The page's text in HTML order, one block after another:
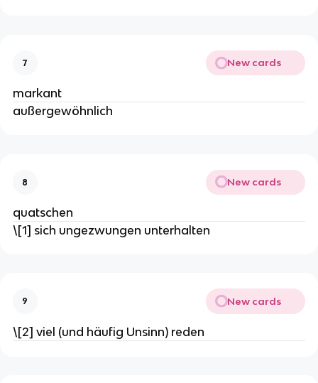
7 New cards
markant
außergewöhnlich
8 New cards
quatschen
\[1] sich ungezwungen unterhalten
9 New cards
\[2] viel (und häufig Unsinn) reden